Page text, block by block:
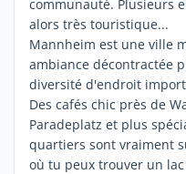
communauté. Plusieurs
alors très touristique...
Mannheim est une ville
ambiance décontractée
diversité d'endroit
Des cafés chic près de
Paradeplatz et plus
quartiers sont vraiment
où tu peux trouver un